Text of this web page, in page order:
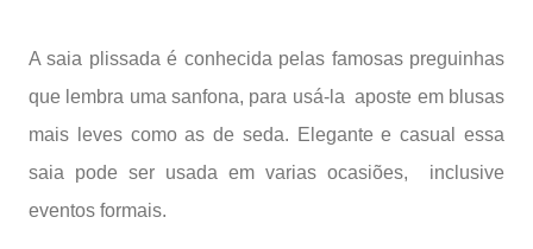
A saia plissada é conhecida pelas famosas preguinhas
que lembra uma sanfona, para usá-la aposte em blusas
mais leves como as de seda. Elegante e casual essa
saia pode ser usada em varias ocasiões, inclusive
eventos formais.